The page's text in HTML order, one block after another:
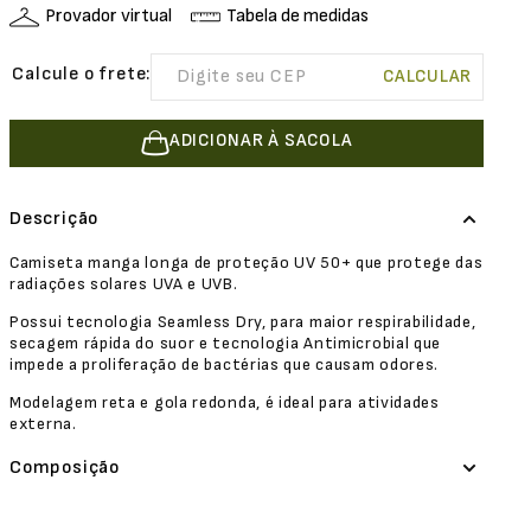
Provador virtual Tabela de medidas
ADICIONAR À SACOLA
Descrição
Camiseta manga longa de proteção UV 50+ que protege das
radiações solares UVA e UVB.
Possui tecnologia Seamless Dry, para maior respirabilidade,
secagem rápida do suor e tecnologia Antimicrobial que
impede a proliferação de bactérias que causam odores.
Modelagem reta e gola redonda, é ideal para atividades
externa.
Composição